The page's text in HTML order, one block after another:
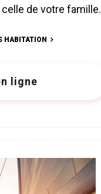
de votre famille.
HABITATION
ligne